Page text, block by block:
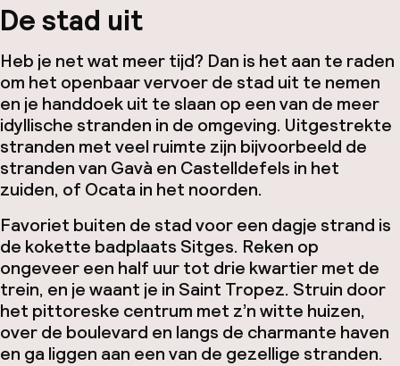
De stad uit
Heb je net wat meer tijd? Dan is het aan te raden
om het openbaar vervoer de stad uit te nemen
en je handdoek uit te slaan op een van de meer
idyllische stranden in de omgeving. Uitgestrekte
stranden met veel ruimte zijn bijvoorbeeld de
stranden van Gavà en Castelldefels in het
zuiden, of Ocata in het noorden.
Favoriet buiten de stad voor een dagje strand is
de kokette badplaats Sitges. Reken op
ongeveer een half uur tot drie kwartier met de
trein, en je waant je in Saint Tropez. Struin door
het pittoreske centrum met z’n witte huizen,
over de boulevard en langs de charmante haven
en ga liggen aan een van de gezellige stranden.